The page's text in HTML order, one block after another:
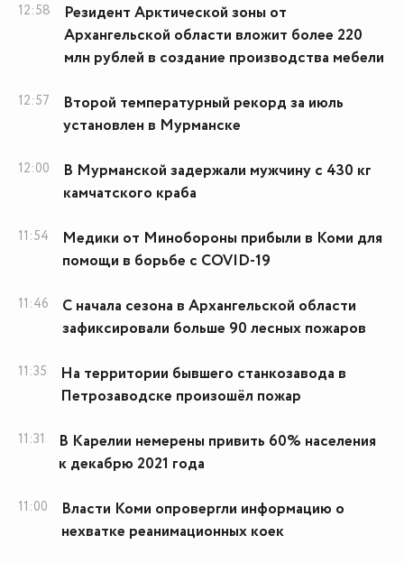
12:58
Резидент Арктической зоны от
Архангельской области вложит более 220
млн рублей в создание производства мебели
12:57
Второй температурный рекорд за июль
установлен в Мурманске
12:00
В Мурманской задержали мужчину с 430 кг
камчатского краба
11:54
Медики от Минобороны прибыли в Коми для
помощи в борьбе с COVID-19
11:46
С начала сезона в Архангельской области
зафиксировали больше 90 лесных пожаров
11:35
На территории бывшего станкозавода в
Петрозаводске произошёл пожар
11:31
В Карелии немерены привить 60% населения
к декабрю 2021 года
11:00
Власти Коми опровергли информацию о
нехватке реанимационных коек